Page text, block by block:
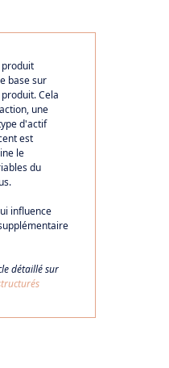
produit
base sur
Cela
une
d'actif
est
le
du
influence
détaillé sur